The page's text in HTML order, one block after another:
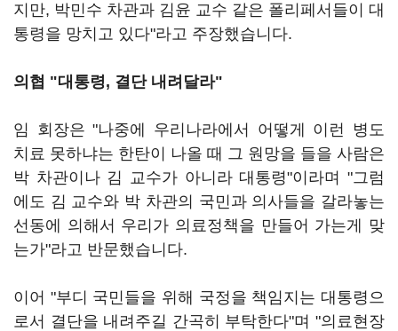
지만, 박민수 차관과 김윤 교수 같은 폴리페서들이 대
통령을 망치고 있다"라고 주장했습니다.
의협 "대통령, 결단 내려달라"
임 회장은 "나중에 우리나라에서 어떻게 이런 병도
치료 못하냐는 한탄이 나올 때 그 원망을 들을 사람은
박 차관이나 김 교수가 아니라 대통령"이라며 "그럼
에도 김 교수와 박 차관의 국민과 의사들을 갈라놓는
선동에 의해서 우리가 의료정책을 만들어 가는게 맞
는가"라고 반문했습니다.
이어 "부디 국민들을 위해 국정을 책임지는 대통령으
로서 결단을 내려주길 간곡히 부탁한다"며 "의료현장